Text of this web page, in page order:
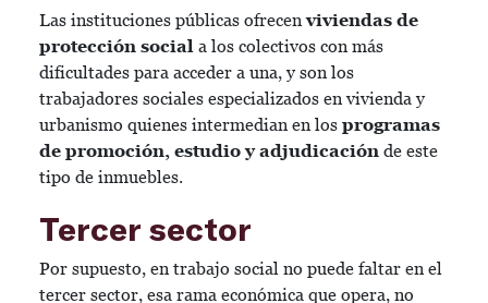
Las instituciones públicas ofrecenviviendas de
protección social a los colectivos con más
dificultades para acceder a una, y son los
trabajadores sociales especializados en vivienda y
urbanismo quienes intermedian en los programas
de promoción, estudio y adjudicación de este
tipo de inmuebles.
Tercer sector
Por supuesto, en trabajo social no puede faltar en el
tercer sector, esa rama económica que opera, no